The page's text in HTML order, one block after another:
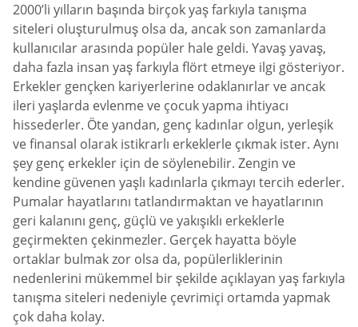
2000’li yılların başında birçok yaş farkıyla tanışma
siteleri oluşturulmuş olsa da, ancak son zamanlarda
kullanıcılar arasında popüler hale geldi. Yavaş yavaş,
daha fazla insan yaş farkıyla flört etmeye ilgi gösteriyor.
Erkekler gençken kariyerlerine odaklanırlar ve ancak
ileri yaşlarda evlenme ve çocuk yapma ihtiyacı
hissederler. Öte yandan, genç kadınlar olgun, yerleşik
ve finansal olarak istikrarlı erkeklerle çıkmak ister. Aynı
şey genç erkekler için de söylenebilir. Zengin ve
kendine güvenen yaşlı kadınlarla çıkmayı tercih ederler.
Pumalar hayatlarını tatlandırmaktan ve hayatlarının
geri kalanını genç, güçlü ve yakışıklı erkeklerle
geçirmekten çekinmezler. Gerçek hayatta böyle
ortaklar bulmak zor olsa da, popülerliklerinin
nedenlerini mükemmel bir şekilde açıklayan yaş farkıyla
tanışma siteleri nedeniyle çevrimiçi ortamda yapmak
çok daha kolay.